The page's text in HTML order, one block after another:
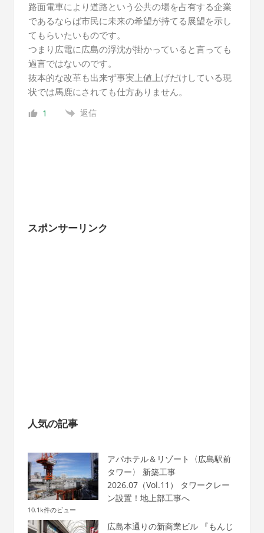
路面電車により道路という公共の場を占有する企業
であるならば市民に未来の希望が持てる展望を示し
てもらいたいものです。
つまり広電に広島の浮沈が掛かっていると言っても
過言ではないのです。
抜本的な改革も出来ず事実上値上げだけしている現
状では馬鹿にされても仕方ありません。
1 返信
スポンサーリンク
人気の記事
アパホテル＆リゾート〈広島駅前
タワー〉 新築工事
2026.07（Vol.11） タワークレー
ン設置！地上部工事へ
10.1k件のビュー
広島本通りの新商業ビル 『もんじ